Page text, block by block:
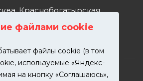
файлами cookie
файлы cookie (в том
используемые «Яндекс-
на кнопку «Соглашаюсь»,
Краснобогатырская